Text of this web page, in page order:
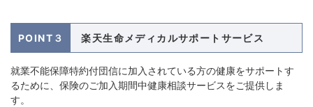
POINT３ 楽天生命メディカルサポートサービス
就業不能保障特約付団信に加入されている方の健康をサポートす
るために、保険のご加入期間中健康相談サービスをご提供しま
す。